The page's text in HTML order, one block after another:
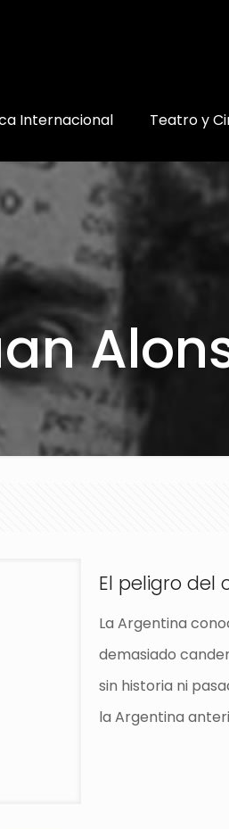
Internacional Teatro y
El peligro del
La Argentina
demasiado
sin historia ni
la Argentina